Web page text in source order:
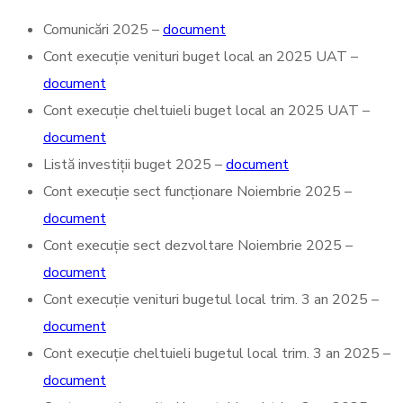
Comunicări 2025 –document
Cont execuție venituri buget local an 2025 UAT –
document
Cont execuție cheltuieli buget local an 2025 UAT –
document
Listă investiții buget 2025 –document
Cont execuție sect funcționare Noiembrie 2025 –
document
Cont execuție sect dezvoltare Noiembrie 2025 –
document
Cont execuție venituri bugetul local trim. 3 an 2025 –
document
Cont execuție cheltuieli bugetul local trim. 3 an 2025 –
document